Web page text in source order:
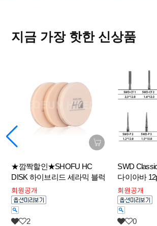
지금 가장 핫한 신상품
★깜짝할인★SHOFU HC
DISK 하이브리드 세라믹 블럭
회원공개
2
SWD
다이아바
회원공개
0